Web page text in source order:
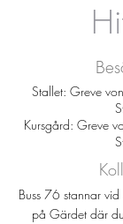
Stallet: Greve
Kursgård: Greve
Buss 76 stannar
på Gärdet där